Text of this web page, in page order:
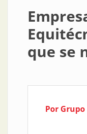
que se
Por